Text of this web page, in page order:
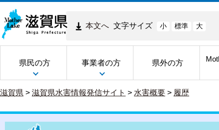
本文へ 文字サイズ 小 標準 大
県民の方 事業者の方 県外の方
滋賀県 > 滋賀県水害情報発信サイト > 水害概要 > 履歴